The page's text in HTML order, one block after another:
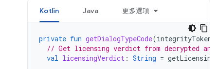
Kotlin Java 更多選項
private fun getDialogTypeCode(integrityToken
// Get licensing verdict from decrypted
val licensingVerdict : String =